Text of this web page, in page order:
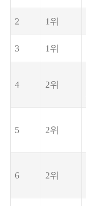
2 1위
3 1위
4 2위
5 2위
6 2위